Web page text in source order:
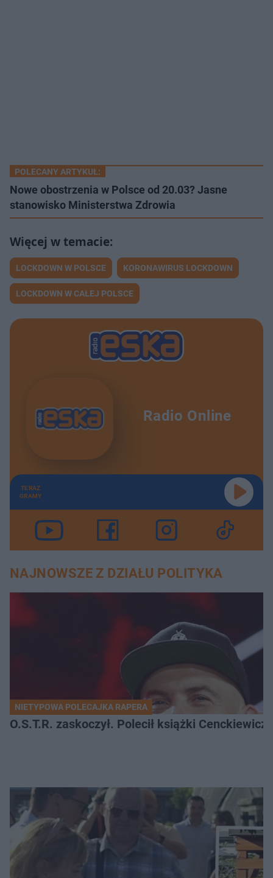
POLECANY ARTYKUŁ:
Nowe obostrzenia w Polsce od 20.03? Jasne
stanowisko Ministerstwa Zdrowia
LOCKDOWN W POLSCE KORONAWIRUS LOCKDOWN
LOCKDOWN W CAŁEJ POLSCE
Radio Online
TERAZ
GRAMY
NAJNOWSZE Z DZIAŁU POLITYKA
NIETYPOWA POLECAJKA RAPERA
O.S.T.R. zaskoczył. Polecił książki